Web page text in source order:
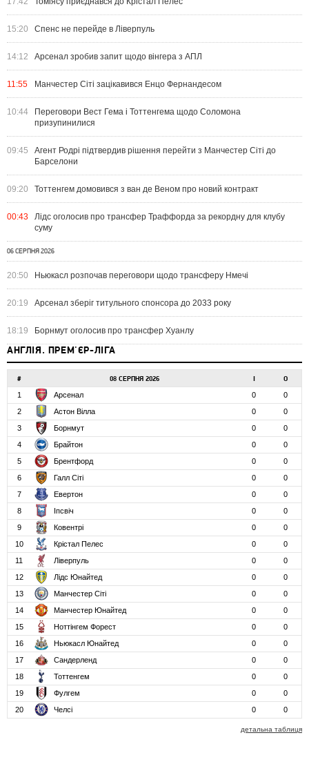
15:20 Спенс не перейде в Ліверпуль
14:12 Арсенал зробив запит щодо вінгера з АПЛ
11:55 Манчестер Сіті зацікавився Енцо Фернандесом
10:44
Переговори Вест Гема і Тоттенгема щодо Соломона
призупинилися
09:45
Агент Родрі підтвердив рішення перейти з Манчестер Сіті до
Барселони
09:20 Тоттенгем домовився з ван де Веном про новий контракт
00:43
Лідс оголосив про трансфер Траффорда за рекордну для клубу
суму
06 СЕРПНЯ 2026
20:50 Ньюкасл розпочав переговори щодо трансферу Нмечі
20:19 Арсенал зберіг титульного спонсора до 2033 року
18:19 Борнмут оголосив про трансфер Хуанлу
АНГЛІЯ. ПРЕМ'ЄР-ЛІГА
# 08 СЕРПНЯ 2026 І О
1 Арсенал 0
0
2
Астон Вілла 0
0
3
Борнмут 0
0
4
Брайтон 0
0
5
Брентфорд 0
0
6
Галл Сіті 0
0
7
Евертон 0
0
8
Іпсвіч 0
0
9
Ковентрі 0
0
10
Крістал Пелес 0
0
11
Ліверпуль 0
0
12
Лідс Юнайтед 0
0
13
Манчестер Сіті 0
0
14
Манчестер Юнайтед 0
0
15
Ноттінгем Форест 0
0
16
Ньюкасл Юнайтед 0
0
17
Сандерленд 0
0
18
Тоттенгем 0
0
19
Фулгем 0
0
20
Челсі 0 0
детальна таблиця